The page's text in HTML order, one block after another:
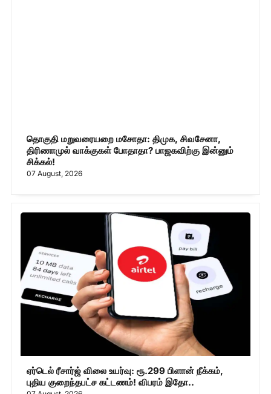
தொகுதி மறுவரையறை மசோதா: திமுக, சிவசேனா,
திரிணாமுல் வாக்குகள் போதாதா? பாஜகவிற்கு இன்னும்
சிக்கல்!
07 August, 2026
ஏர்டெல் ரீசார்ஜ் விலை உயர்வு: ரூ.299 பிளான் நீக்கம்,
புதிய குறைந்தபட்ச கட்டணம்! விபரம் இதோ..